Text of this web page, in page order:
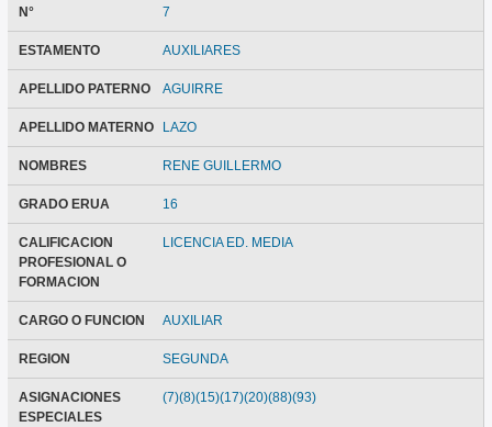
N° 7
ESTAMENTO AUXILIARES
APELLIDO PATERNO AGUIRRE
APELLIDO MATERNO LAZO
NOMBRES RENE GUILLERMO
GRADO ERUA 16
CALIFICACION
PROFESIONAL O
FORMACION
LICENCIA ED. MEDIA
CARGO O FUNCION AUXILIAR
REGION SEGUNDA
ASIGNACIONES
ESPECIALES
(7)(8)(15)(17)(20)(88)(93)